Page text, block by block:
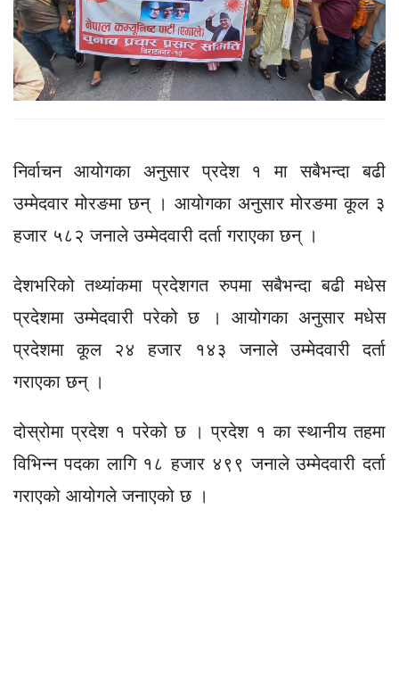
निर्वाचन आयोगका अनुसार प्रदेश १ मा सबैभन्दा बढी
उम्मेदवार मोरङमा छन् । आयोगका अनुसार मोरङमा कूल ३
हजार ५८२ जनाले उम्मेदवारी दर्ता गराएका छन् ।
देशभरिको तथ्यांकमा प्रदेशगत रुपमा सबैभन्दा बढी मधेस
प्रदेशमा उम्मेदवारी परेको छ । आयोगका अनुसार मधेस
प्रदेशमा कूल २४ हजार १४३ जनाले उम्मेदवारी दर्ता
गराएका छन् ।
दोस्रोमा प्रदेश १ परेको छ । प्रदेश १ का स्थानीय तहमा
विभिन्न पदका लागि १८ हजार ४९९ जनाले उम्मेदवारी दर्ता
गराएको आयोगले जनाएको छ ।